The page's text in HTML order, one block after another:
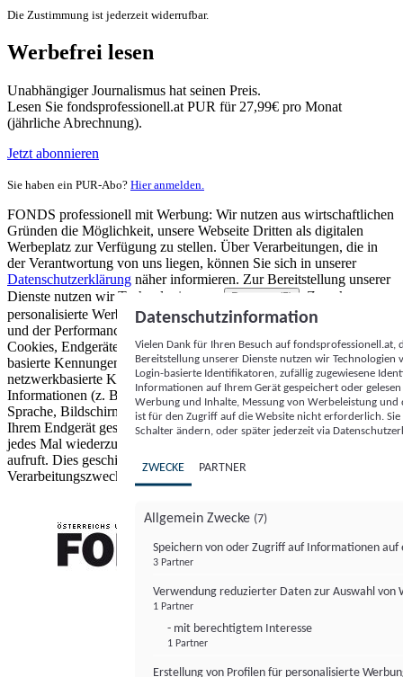
Die Zustimmung ist jederzeit widerrufbar.
Werbefrei lesen
Unabhängiger Journalismus hat seinen Preis.
Lesen Sie fondsprofessionell.at PUR für 27,99€ pro Monat
(jährliche Abrechnung).
Jetzt abonnieren
Sie haben ein PUR-Abo? Hier anmelden.
FONDS professionell mit Werbung: Wir nutzen aus wirtschaftlichen
Gründen die Möglichkeit, unsere Webseite Dritten als digitalen
Werbeplatz zur Verfügung zu stellen. Über Verarbeitungen, die in
der Verantwortung von uns liegen, können Sie sich in unserer
Datenschutzerklärung näher informieren. Zur Bereitstellung unserer
Dienste nutzen wir Technologien von
Partnern (5)
. Zwecke:
personalisierte Werbung und Inhalte, Messung von Werbeleistung
und der Performance von Inhalten sowie Zielgruppenforschung.
Cookies, Endgeräte- oder ähnliche Online-Kennungen (z. B. login-
basierte Kennungen, zufällig generierte Kennungen,
netzwerkbasierte Kennungen) können zusammen mit anderen
Informationen (z. B. Browsertyp und Browserinformationen,
Sprache, Bildschirmgröße, unterstützte Technologien usw.) auf
Ihrem Endgerät gespeichert oder von dort ausgelesen werden, um es
jedes Mal wiederzuerkennen, wenn es eine App oder einer Webseite
aufruft. Dies geschieht für einen oder mehrere der hier aufgeführten
Verarbeitungszwecke.
Datenschutzinformation
Vielen Dank für Ihren Besuch auf
Bereitstellung unserer Dienste nutzen wir Technologien
Login-basierte Identifikatoren, zufällig zugewiesene
Informationen auf Ihrem Gerät gespeichert oder
Werbung und Inhalte, Messung von Werbeleistung
ist für den Zugriff auf die Website nicht erforderlich.
Schalter ändern, oder später jederzeit via
ZWECKE PARTNER
Allgemein Zwecke (7)
Speichern von oder Zugriff auf Informationen auf
3 Partner
Verwendung reduzierter Daten zur Auswahl von
1 Partner
- mit berechtigtem Interesse
1 Partner
Erstellung von Profilen für personalisierte
FONDS professionell